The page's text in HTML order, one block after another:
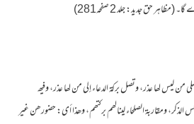
حق جدید: جلد 2 صفحہ281)
من ليس لھا عذر، وتصل بركة الدعاء إلى من لھا عذر، وفيھ
ومقاربة الصلحاء لينالھم بركتھم، وھذا أی: حضورھن غير